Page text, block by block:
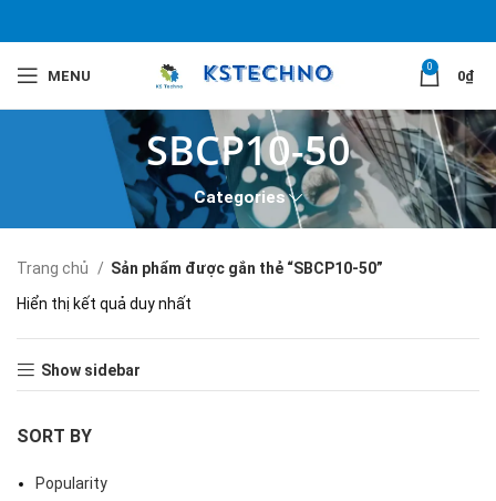
MENU
0
0₫
SBCP10-50
Categories
Trang chủ
Sản phẩm được gắn thẻ “SBCP10-50”
Hiển thị kết quả duy nhất
Show sidebar
SORT BY
Popularity